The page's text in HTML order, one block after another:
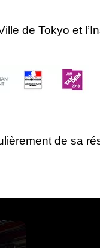
de Tokyo et
de sa